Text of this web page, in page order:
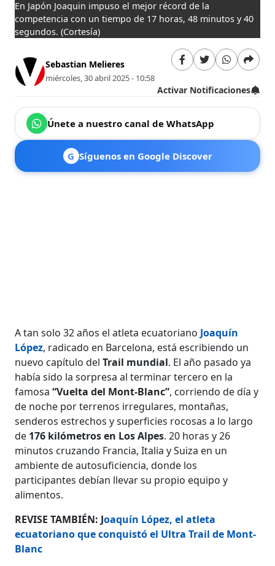
En Japón Joaquin impuso el mejor récord de la
competencia con un tiempo de 17 horas, 48 minutos y 40
segundos. (Cortesía)
Sebastian Melieres
miércoles, 30 abril 2025 - 10:58
Activar Notificaciones
Únete a nuestro canal de WhatsApp
G Síguenos en Google Discover
A tan solo 32 años el atleta ecuatoriano Joaquín
López, radicado en Barcelona, está escribiendo un
nuevo capítulo delTrail mundial. El año pasado ya
había sido la sorpresa al terminar tercero en la
famosa“Vuelta del Mont-Blanc”, corriendo de día y
de noche por terrenos irregulares, montañas,
senderos estrechos y superficies rocosas a lo largo
de 176 kilómetros en Los Alpes. 20 horas y 26
minutos cruzando Francia, Italia y Suiza en un
ambiente de autosuficiencia, donde los
participantes debían llevar su propio equipo y
alimentos.
REVISE TAMBIÉN: Joaquín López, el atleta
ecuatoriano que conquistó el Ultra Trail de Mont-
Blanc